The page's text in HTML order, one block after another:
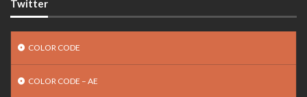
Twitter
COLOR CODE
COLOR CODE – AE